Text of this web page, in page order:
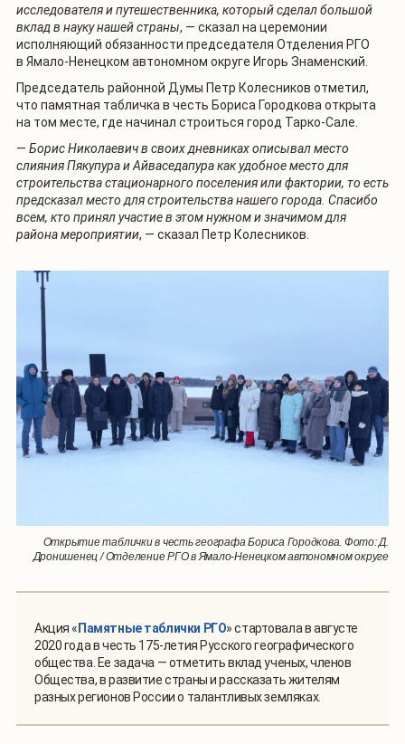
исследователя и путешественника, который сделал большой
вклад в науку нашей страны, — сказал на церемонии
исполняющий обязанности председателя Отделения РГО
в Ямало-Ненецком автономном округе Игорь Знаменский.
Председатель районной Думы Петр Колесников отметил,
что памятная табличка в честь Бориса Городкова открыта
на том месте, где начинал строиться город Тарко-Сале.
— Борис Николаевич в своих дневниках описывал место
слияния Пякупура и Айваседапура как удобное место для
строительства стационарного поселения или фактории, то есть
предсказал место для строительства нашего города. Спасибо
всем, кто принял участие в этом нужном и значимом для
района мероприятии, — сказал Петр Колесников.
Открытие таблички в честь географа Бориса Городкова. Фото: Д.
Дронишенец / Отделение РГО в Ямало-Ненецком автономном округе
Акция «Памятные таблички РГО» стартовала в августе
2020 года в честь 175-летия Русского географического
общества. Ее задача — отметить вклад ученых, членов
Общества, в развитие страны и рассказать жителям
разных регионов России о талантливых земляках.